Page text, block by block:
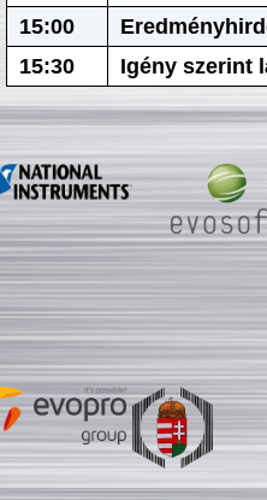
15:00
15:30
Igény szerint